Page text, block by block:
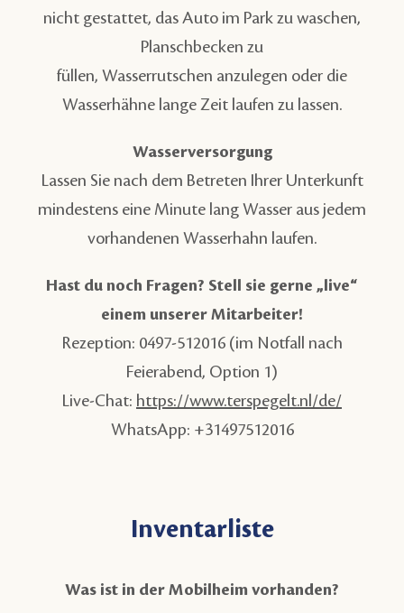
nicht gestattet, das Auto im Park zu waschen,
Planschbecken zu
füllen, Wasserrutschen anzulegen oder die
Wasserhähne lange Zeit laufen zu lassen.
Wasserversorgung
Lassen Sie nach dem Betreten Ihrer Unterkunft
mindestens eine Minute lang Wasser aus jedem
vorhandenen Wasserhahn laufen.
Hast du noch Fragen? Stell sie gerne „live“
einem unserer Mitarbeiter!
Rezeption: 0497-512016 (im Notfall nach
Feierabend, Option 1)
Live-Chat: https://www.terspegelt.nl/de/
WhatsApp: +31497512016
Inventarliste
Was ist in der Mobilheim vorhanden?